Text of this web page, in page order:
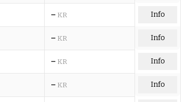
– KR Info
– KR Info
– KR Info
– KR Info